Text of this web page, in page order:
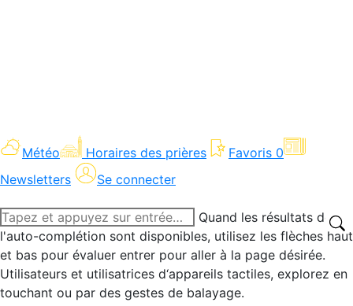
Météo Horaires des prières Favoris 0
Newsletters
Se connecter
Recherche
:
Quand les résultats de
l'auto-complétion sont disponibles, utilisez les flèches haut
et bas pour évaluer entrer pour aller à la page désirée.
Utilisateurs et utilisatrices d‘appareils tactiles, explorez en
touchant ou par des gestes de balayage.